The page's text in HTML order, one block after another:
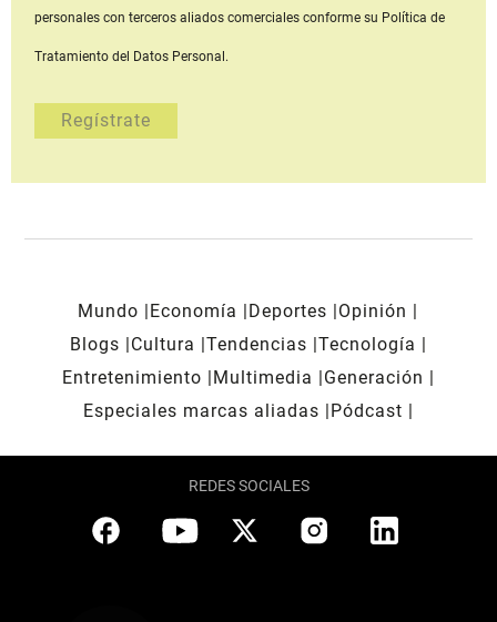
personales con terceros aliados comerciales conforme su Política de
Tratamiento del Datos Personal.
Mundo Economía Deportes
Opinión
Blogs
Cultura Tendencias Tecnología
Entretenimiento
Multimedia
Generación
Especiales marcas aliadas
Pódcast
REDES SOCIALES